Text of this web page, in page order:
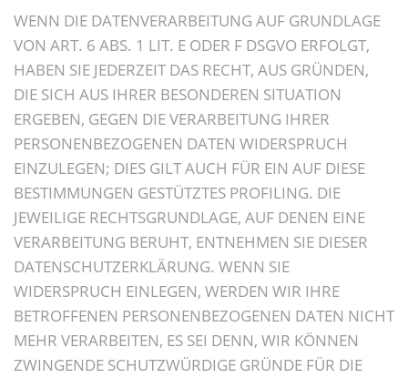
WENN DIE DATENVERARBEITUNG AUF GRUNDLAGE
VON ART. 6 ABS. 1 LIT. E ODER F DSGVO ERFOLGT,
HABEN SIE JEDERZEIT DAS RECHT, AUS GRÜNDEN,
DIE SICH AUS IHRER BESONDEREN SITUATION
ERGEBEN, GEGEN DIE VERARBEITUNG IHRER
PERSONENBEZOGENEN DATEN WIDERSPRUCH
EINZULEGEN; DIES GILT AUCH FÜR EIN AUF DIESE
BESTIMMUNGEN GESTÜTZTES PROFILING. DIE
JEWEILIGE RECHTSGRUNDLAGE, AUF DENEN EINE
VERARBEITUNG BERUHT, ENTNEHMEN SIE DIESER
DATENSCHUTZERKLÄRUNG. WENN SIE
WIDERSPRUCH EINLEGEN, WERDEN WIR IHRE
BETROFFENEN PERSONENBEZOGENEN DATEN NICHT
MEHR VERARBEITEN, ES SEI DENN, WIR KÖNNEN
ZWINGENDE SCHUTZWÜRDIGE GRÜNDE FÜR DIE